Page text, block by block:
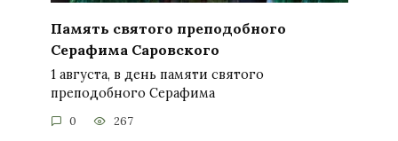
Память святого преподобного
Серафима Саровского
1 августа, в день памяти святого
преподобного Серафима
0 267